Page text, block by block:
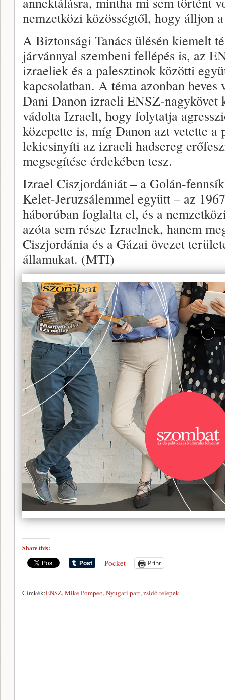
nemzetközi közösségtől, hogy álljon
A Biztonsági Tanács ülésén kiemelt
járvánnyal szembeni fellépés is, az
izraeliek és a palesztinok közötti
kapcsolatban. A téma azonban
Dani Danon izraeli ENSZ-nagykövet
vádolta Izraelt, hogy folytatja
közepette is, míg Danon azt vetette a
lekicsinyíti az izraeli hadsereg
megsegítése érdekében tesz.
Izrael Ciszjordániát – a Golán-
Kelet-Jeruzsálemmel együtt – az
háborúban foglalta el, és a
azóta sem része Izraelnek, hanem
Ciszjordánia és a Gázai övezet
államukat. (MTI)
Share this:
Pocket Print
Címkék:ENSZ,Mike Pompeo,Nyugati part,zsidó telepek